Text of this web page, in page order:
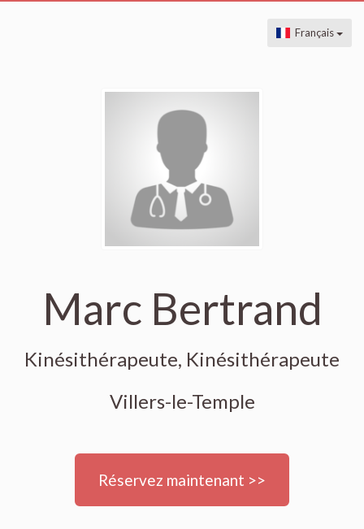
Français
Marc Bertrand
Kinésithérapeute, Kinésithérapeute
Villers-le-Temple
Réservez maintenant >>